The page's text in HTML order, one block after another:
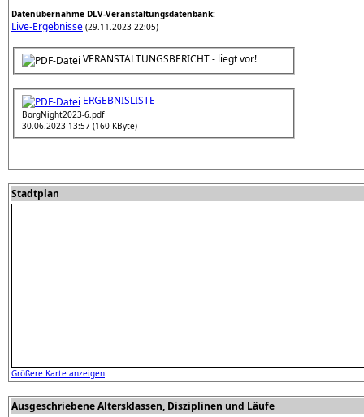
Datenübernahme DLV-Veranstaltungsdatenbank:
Live-Ergebnisse (29.11.2023 22:05)
VERANSTALTUNGSBERICHT - liegt vor!
ERGEBNISLISTE
BorgNight2023-6.pdf
30.06.2023 13:57 (160 KByte)
Stadtplan
Größere Karte anzeigen
Ausgeschriebene Altersklassen, Disziplinen und Läufe